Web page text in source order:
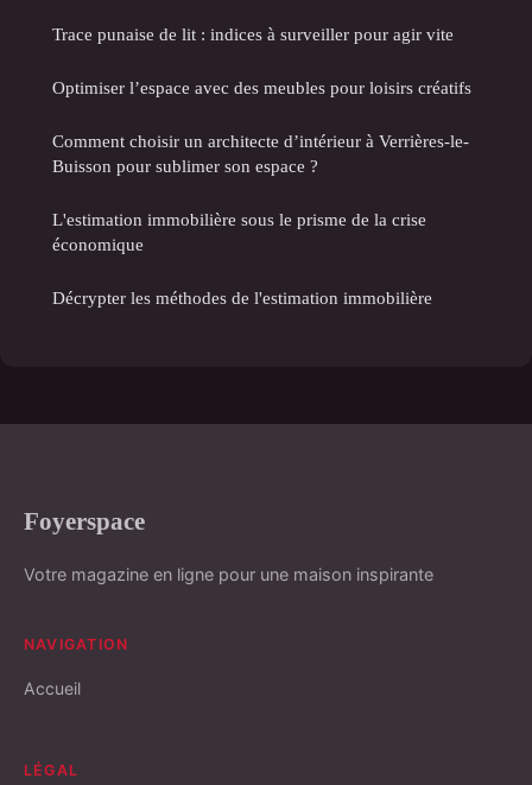
Trace punaise de lit : indices à surveiller pour agir vite
Optimiser l’espace avec des meubles pour loisirs créatifs
Comment choisir un architecte d’intérieur à Verrières-le-
Buisson pour sublimer son espace ?
L'estimation immobilière sous le prisme de la crise
économique
Décrypter les méthodes de l'estimation immobilière
Foyerspace
Votre magazine en ligne pour une maison inspirante
NAVIGATION
Accueil
LÉGAL